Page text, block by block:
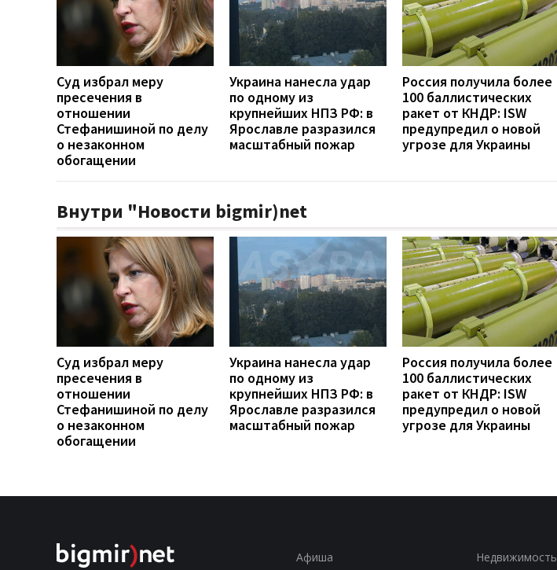
Суд избрал меру
пресечения в
отношении
Стефанишиной по делу
о незаконном
обогащении
Украина нанесла удар
по одному из
крупнейших НПЗ РФ: в
Ярославле разразился
масштабный пожар
Россия получила более
100 баллистических
ракет от КНДР: ISW
предупредил о новой
угрозе для Украины
Внутри "Новости bigmir)net
Суд избрал меру
пресечения в
отношении
Стефанишиной по делу
о незаконном
обогащении
Украина нанесла удар
по одному из
крупнейших НПЗ РФ: в
Ярославле разразился
масштабный пожар
Россия получила более
100 баллистических
ракет от КНДР: ISW
предупредил о новой
угрозе для Украины
Афиша Недвижимость